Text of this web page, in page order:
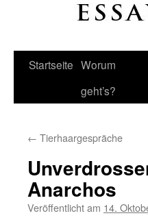
Startseite Worum
geht’s?
← Tierhaargespräche
Anarchos
Veröffentlicht am 14.